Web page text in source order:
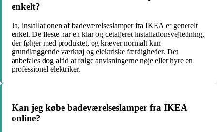
enkelt?
Ja, installationen af badeværelseslamper fra IKEA er generelt
enkel. De fleste har en klar og detaljeret installationsvejledning,
der følger med produktet, og kræver normalt kun
grundlæggende værktøj og elektriske færdigheder. Det
anbefales dog altid at følge anvisningerne nøje eller hyre en
professionel elektriker.
Kan jeg købe badeværelseslamper fra IKEA
online?